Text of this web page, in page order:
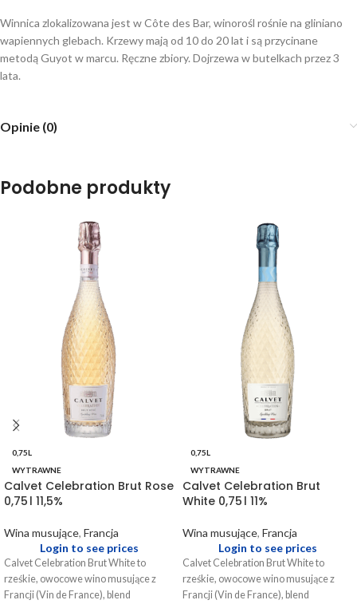
Winnica zlokalizowana jest w Côte des Bar, winorośl rośnie na gliniano
wapiennych glebach. Krzewy mają od 10 do 20 lat i są przycinane
metodą Guyot w marcu. Ręczne zbiory. Dojrzewa w butelkach przez 3
lata.
Opinie (0)
Podobne produkty
0,75L
WYTRAWNE
Calvet Celebration Brut Rose
0,75 l 11,5%
Wina musujące, Francja
Login to see prices
Calvet Celebration Brut White to
rześkie, owocowe wino musujące z
Francji (Vin de France), blend
0,75L
WYTRAWNE
Calvet Celebration Brut
White 0,75 l 11%
Wina musujące, Francja
Login to see prices
Calvet Celebration Brut White to
rześkie, owocowe wino musujące z
Francji (Vin de France), blend